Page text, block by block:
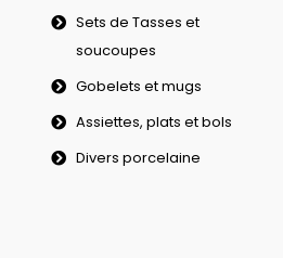
Sets de Tasses et
soucoupes
Gobelets et mugs
Assiettes, plats et bols
Divers porcelaine